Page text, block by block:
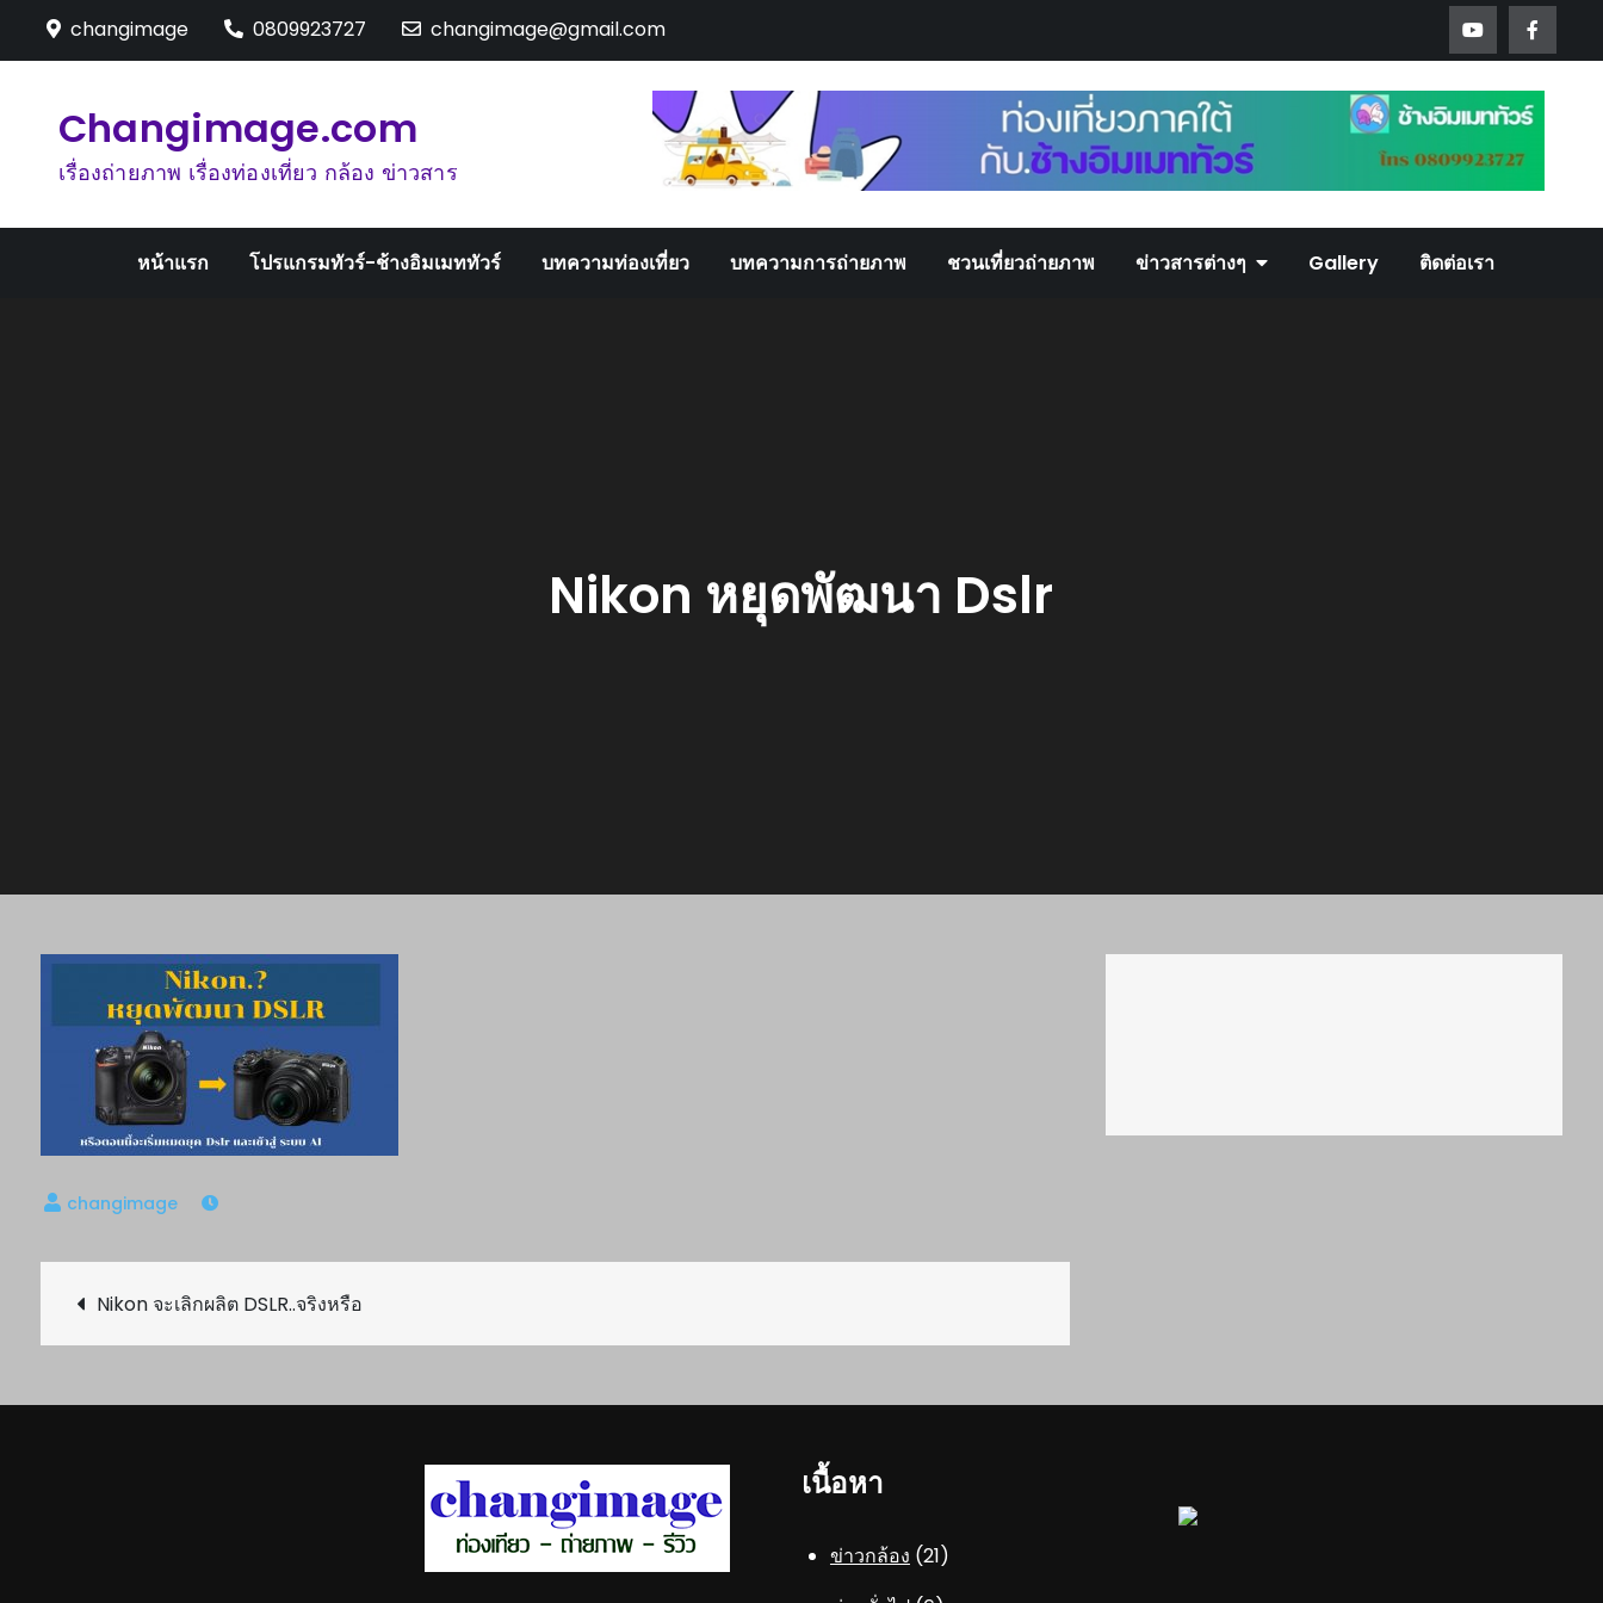
changimage 0809923727 changimage@gmail.com
Changimage.com
เรื่องถ่ายภาพ เรื่องท่องเที่ยว กล้อง ข่าวสาร
หน้าแรก โปรแกรมทัวร์-ช้างอิมเมททัวร์ บทความท่องเที่ยว บทความการถ่ายภาพ ชวนเที่ยวถ่ายภาพ ข่าวสารต่างๆ Gallery ติดต่อเรา
Nikon หยุดพัฒนา Dslr
Post
Nikon จะเลิกผลิต DSLR..จริงหรือ
เนื้อหา
ข่าวกล้อง (21)